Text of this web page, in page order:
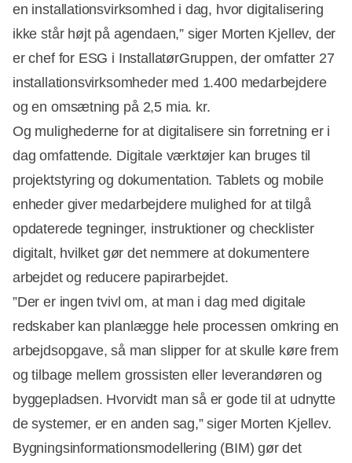
en installationsvirksomhed i dag, hvor digitalisering
ikke står højt på agendaen,” siger Morten Kjellev, der
er chef for ESG i InstallatørGruppen, der omfatter 27
installationsvirksomheder med 1.400 medarbejdere
og en omsætning på 2,5 mia. kr.
Og mulighederne for at digitalisere sin forretning er i
dag omfattende. Digitale værktøjer kan bruges til
projektstyring og dokumentation. Tablets og mobile
enheder giver medarbejdere mulighed for at tilgå
opdaterede tegninger, instruktioner og checklister
digitalt, hvilket gør det nemmere at dokumentere
arbejdet og reducere papirarbejdet.
”Der er ingen tvivl om, at man i dag med digitale
redskaber kan planlægge hele processen omkring en
arbejdsopgave, så man slipper for at skulle køre frem
og tilbage mellem grossisten eller leverandøren og
byggepladsen. Hvorvidt man så er gode til at udnytte
de systemer, er en anden sag,” siger Morten Kjellev.
Bygningsinformationsmodellering (BIM) gør det